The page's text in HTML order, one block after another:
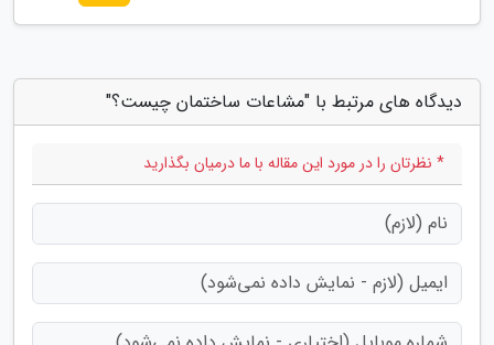
دیدگاه های مرتبط با "مشاعات ساختمان چیست؟"
* نظرتان را در مورد این مقاله با ما درمیان بگذارید